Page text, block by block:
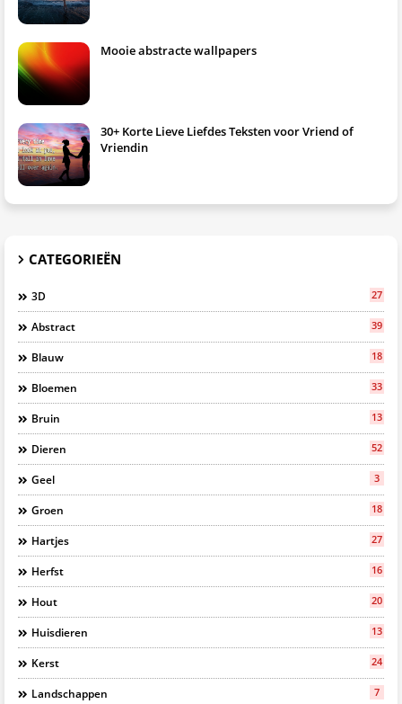
Mooie abstracte wallpapers
30+ Korte Lieve Liefdes Teksten voor Vriend of
Vriendin
CATEGORIEËN
3D 27
Abstract 39
Blauw 18
Bloemen 33
Bruin 13
Dieren 52
Geel 3
Groen 18
Hartjes 27
Herfst 16
Hout 20
Huisdieren 13
Kerst 24
Landschappen 7